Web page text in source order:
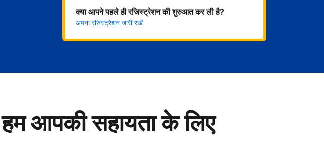
क्या आपने पहले ही रजिस्ट्रेशन की शुरुआत कर ली है?
अपना रजिस्ट्रेशन जारी रखें
आपकी सहायता के लिए